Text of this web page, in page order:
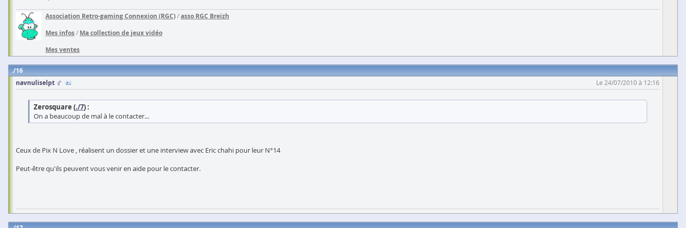
Association Retro-gaming Connexion (RGC)/asso RGC Breizh
Mes infos/ Ma collection de jeux vidéo
Mes ventes
16
navnuliselpt
Le 24/07/2010 à 12:16
Zerosquare (./7) :
On a beaucoup de mal à le contacter...
Ceux de Pix N Love , réalisent un dossier et une interview avec Eric chahi pour leur N°14
Peut-être qu'ils peuvent vous venir en aide pour le contacter.